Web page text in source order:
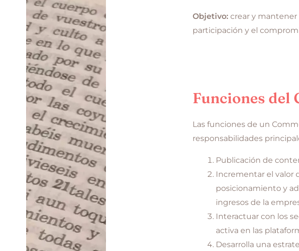
Objetivo: crear y
participación y el
Funciones del
Las funciones de un
responsabilidades
Publicación de
Incrementar el valor
posicionamiento y
ingresos de la
Interactuar con los
activa en las
Desarrolla una